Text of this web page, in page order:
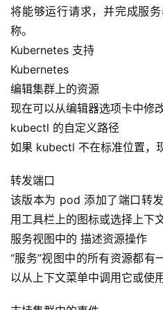
将能够运行请求，并完成服
称。
Kubernetes 支持
Kubernetes
编辑集群上的资源
现在可以从编辑器选项卡中修
kubectl 的自定义路径
如果 kubectl 不在标准位置，
转发端口
该版本为 pod 添加了端口转
用工具栏上的图标或选择上下
服务视图中的 描述资源操作
“服务”视图中的所有资源都有
以从上下文菜单中调用它或使